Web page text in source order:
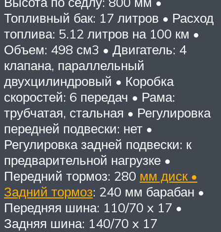
Топливный бак: 17 литров • Расход
топлива: 5.12 литров на 100 км •
Объем: 498 см3 • Двигатель: 4
клапана, параллельный
двухцилиндровый • Коробка
скоростей: 6 передач • Рама:
трубчатая, стальная • Регулировка
передней подвески: нет •
Регулировка задней подвески: к
предварительной нагрузке •
Передний тормоз: 280 мм диск •
Задний тормоз: 240 мм барабан •
Передняя шина: 110/70 x 17 •
Задняя шина: 140/70 x 17